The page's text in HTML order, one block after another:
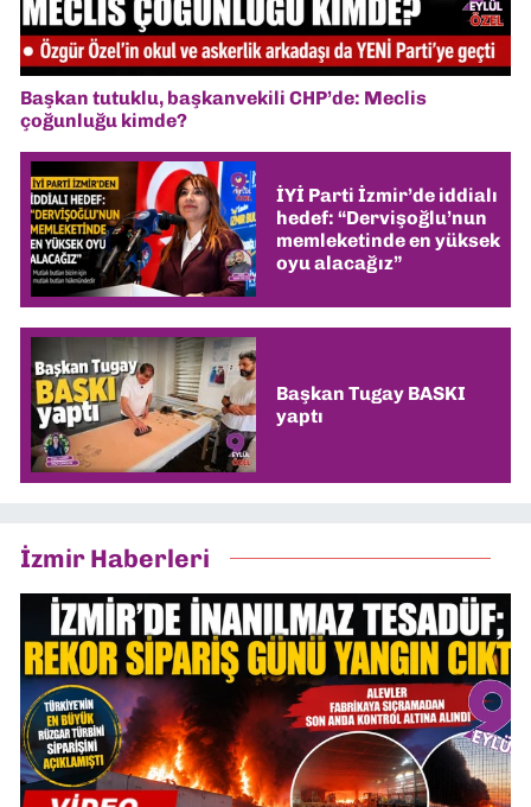
Başkan tutuklu, başkanvekili CHP’de: Meclis
çoğunluğu kimde?
İYİ Parti İzmir’de iddialı
hedef: “Dervişoğlu’nun
memleketinde en yüksek
oyu alacağız”
Başkan Tugay BASKI
yaptı
İzmir Haberleri